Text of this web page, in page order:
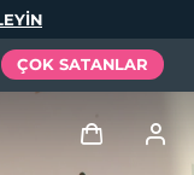
ÇOK SATANLAR